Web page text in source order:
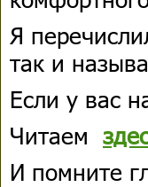
Я
так и
Если у вас
Читаем
И помните